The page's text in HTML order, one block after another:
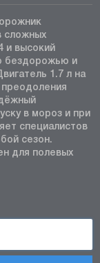
сложных
и высокий
бездорожью и
1.7 л на
преодоления
в мороз и при
специалистов
сезон.
для полевых